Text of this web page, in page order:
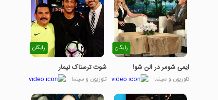
رایگان
ایمی شومر در الن شو!
تلوزیون و سینما
رایگان
شوت ترسناک نیمار
تلوزیون و سینما